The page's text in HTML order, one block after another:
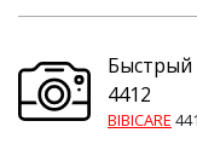
Быстрый
4412
BIBICARE